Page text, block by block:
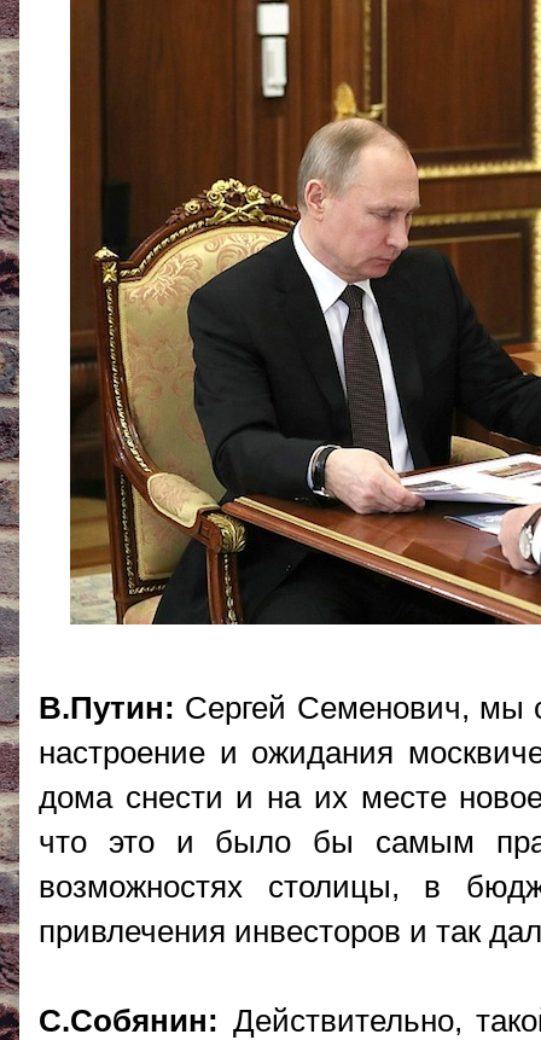
В.Путин: Сергей Семенович, мы
настроение и ожидания
дома снести и на их месте
что это и было бы самым
возможностях столицы, в
привлечения инвесторов и так
С.Собянин: Действительно,